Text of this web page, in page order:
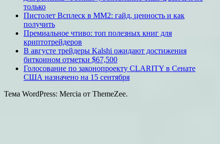
только
Пистолет Всплеск в MM2: гайд, ценность и как
получить
Премиальное чтиво: топ полезных книг для
криптотрейдеров
В августе трейдеры Kalshi ожидают достижения
биткоином отметки $67,500
Голосование по законопроекту CLARITY в Сенате
США назначено на 15 сентября
Тема WordPress: Mercia от ThemeZee.